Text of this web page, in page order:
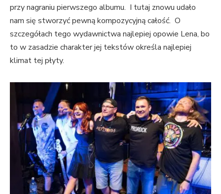
przy nagraniu pierwszego albumu. I tutaj znowu udało
nam się stworzyć pewną kompozycyjną całość. O
szczegółach tego wydawnictwa najlepiej opowie Lena, bo
to w zasadzie charakter jej tekstów określa najlepiej
klimat tej płyty.